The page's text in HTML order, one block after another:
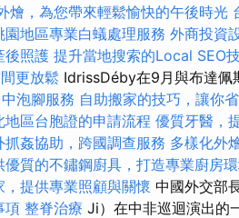
燴，為您帶來輕鬆愉快的午後時光
地區專業白蟻處理服務 外商投資
後照護 提升當地搜索的Local SEO
更放鬆 IdrissDéby在9月與布達佩
泡腳服務 自助搬家的技巧，讓你
地區台胞證的申請流程 優質牙醫，
抓姦協助，跨國調查服務 多樣化外
優質的不鏽鋼廚具，打造專業廚房
，提供專業照顧與關懷 中國外交部
項 整脊治療 Ji）在中非巡迴演出的